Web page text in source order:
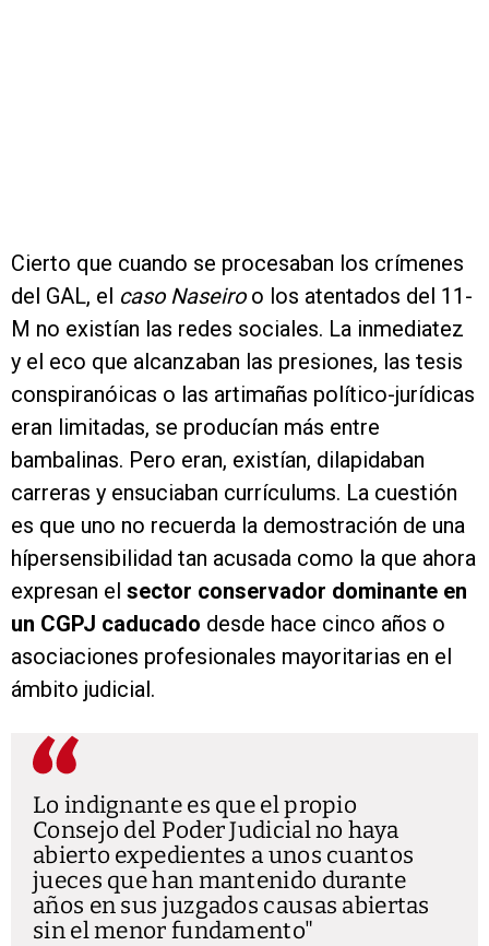
Cierto que cuando se procesaban los crímenes
del GAL, el caso Naseiroo los atentados del 11-
M no existían las redes sociales. La inmediatez
y el eco que alcanzaban las presiones, las tesis
conspiranóicas o las artimañas político-jurídicas
eran limitadas, se producían más entre
bambalinas. Pero eran, existían, dilapidaban
carreras y ensuciaban currículums. La cuestión
es que uno no recuerda la demostración de una
hípersensibilidad tan acusada como la que ahora
expresan el sector conservador dominante en
un CGPJ caducado desde hace cinco años o
asociaciones profesionales mayoritarias en el
ámbito judicial.
Lo indignante es que el propio
Consejo del Poder Judicial no haya
abierto expedientes a unos cuantos
jueces que han mantenido durante
años en sus juzgados causas abiertas
sin el menor fundamento